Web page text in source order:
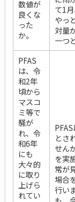
数値が
良くな
った
か。
て1
やっ
対量
一つ
PFAS
は、令
和2年
頃から
マスコ
ミ等で
騒が
れ、令
和6年
にも
大々的
に取り
上げら
れてい
とさ
せん
を実
常が
場合
行い